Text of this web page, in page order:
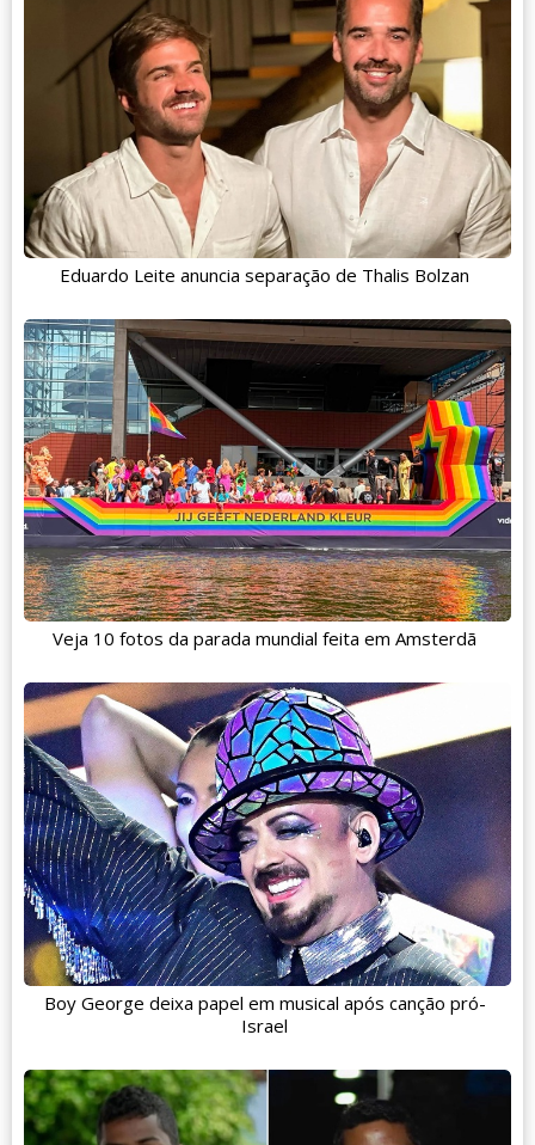
Eduardo Leite anuncia separação de Thalis Bolzan
Veja 10 fotos da parada mundial feita em Amsterdã
Boy George deixa papel em musical após canção pró-
Israel